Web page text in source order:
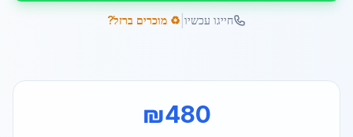
חייגו עכשיו ♻️ מוכרים ברזל?
₪480